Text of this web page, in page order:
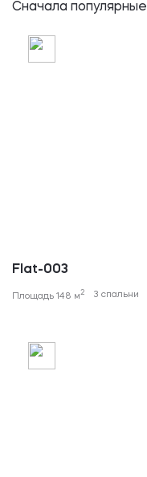
Сначала популярные
Flat-003
Площадь 148 м2 3 спальни